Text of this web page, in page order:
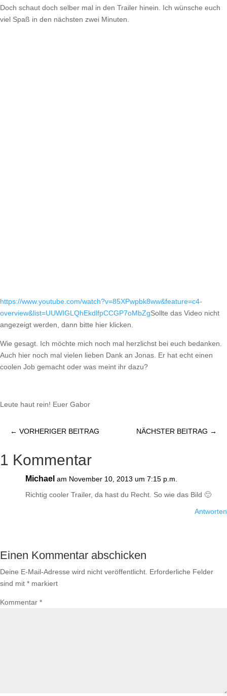
Doch schaut doch selber mal in den Trailer hinein. Ich wünsche euch
viel Spaß in den nächsten zwei Minuten.
https://www.youtube.com/watch?v=85XPwpbk8ww&feature=c4-
overview&list=UUWIGLQhEkdlfpCCGP7oMbZgSollte das Video nicht
angezeigt werden, dann bitte hier klicken.
Wie gesagt. Ich möchte mich noch mal herzlichst bei euch bedanken.
Auch hier noch mal vielen lieben Dank an Jonas. Er hat echt einen
coolen Job gemacht oder was meint ihr dazu?
Leute haut rein! Euer Gabor
← VORHERIGER BEITRAG NÄCHSTER BEITRAG →
1 Kommentar
Michael am November 10, 2013 um 7:15 p.m.
Richtig cooler Trailer, da hast du Recht. So wie das Bild 🙂
Antworten
Einen Kommentar abschicken
Deine E-Mail-Adresse wird nicht veröffentlicht. Erforderliche Felder
sind mit * markiert
Kommentar *